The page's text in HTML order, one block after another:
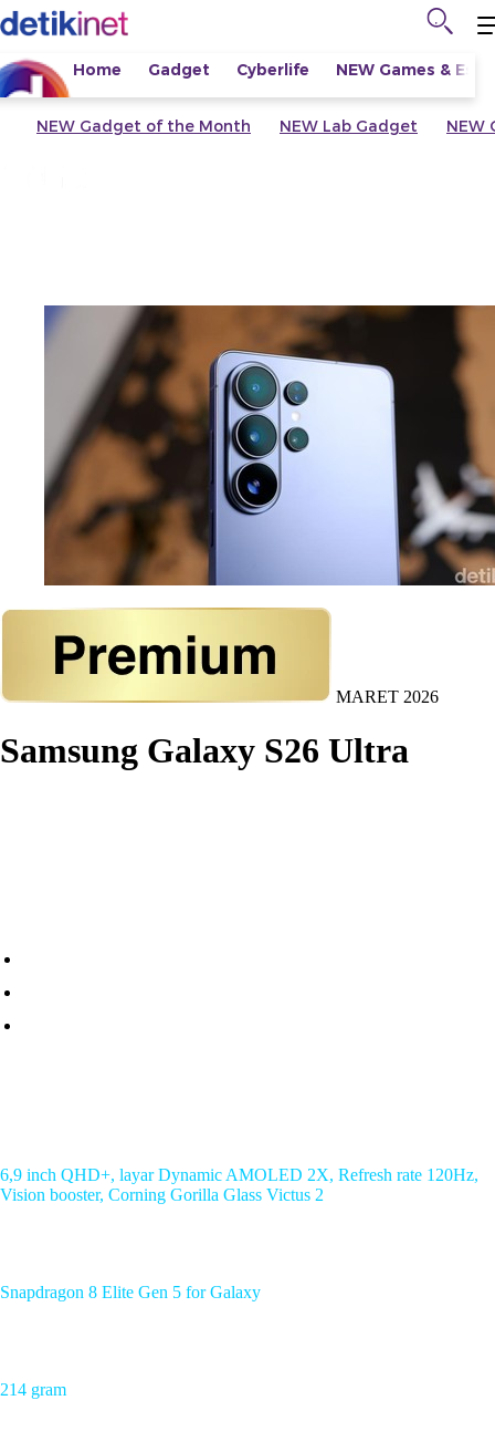
Home Gadget Cyberlife NEW Games &
NEW Gadget of the Month NEW Lab Gadget NEW
MARET 2026
Samsung Galaxy S26 Ultra
6,9 inch QHD+, layar Dynamic AMOLED 2X, Refresh rate 120Hz,
Vision booster, Corning Gorilla Glass Victus 2
Snapdragon 8 Elite Gen 5 for Galaxy
214 gram